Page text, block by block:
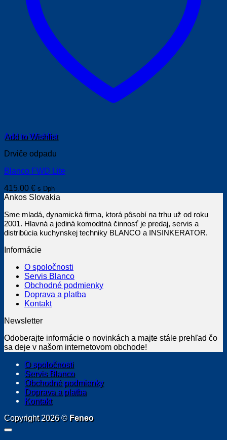
Add to Wishlist
Drviče odpadu
Blanco FWD Lite
415.00 € s Dph
Ankos Slovakia
Sme mladá, dynamická firma, ktorá pôsobí na trhu už od roku
2001. Hlavná a jediná komoditná činnosť je predaj, servis a
distribúcia kuchynskej techniky BLANCO a INSINKERATOR.
Informácie
O spoločnosti
Servis Blanco
Obchodné podmienky
Doprava a platba
Kontakt
Newsletter
Odoberajte informácie o novinkách a majte stále prehľad čo
sa deje v našom internetovom obchode!
O spoločnosti
Servis Blanco
Obchodné podmienky
Doprava a platba
Kontakt
Copyright 2026 © Feneo